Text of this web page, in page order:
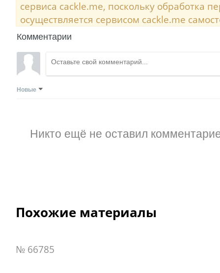
сервиса cackle.me, поскольку обработка
осуществляется сервисом cackle.me
Комментарии
Новые
Никто ещё не оставил
Похожие материалы
№ 66785